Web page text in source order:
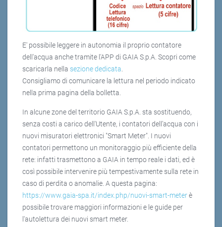
E' possibile leggere in autonomia il proprio contatore
dell'acqua anche tramite l'APP di GAIA S.p.A. Scopri come
scaricarla nella sezione dedicata
Consigliamo di comunicare la lettura nel periodo indicato
nella prima pagina della bolletta.
In alcune zone del territorio GAIA S.p.A. sta sostituendo,
senza costi a carico dell'Utente, i contatori dell’acqua con i
nuovi misuratori elettronici "Smart Meter". I nuovi
contatori permettono un monitoraggio più efficiente della
rete: infatti trasmettono a GAIA in tempo reale i dati, ed è
così possibile intervenire più tempestivamente sulla rete in
caso di perdita o anomalie. A questa pagina:
https://www.gaia-spa.it/index.php/nuovi-smart-meterè
possibile trovare maggiori informazioni e le guide per
l'autolettura dei nuovi smart meter.